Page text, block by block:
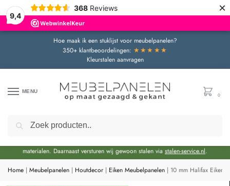
9,4
368 Reviews ×
Hoe maak ik een stuklijst voor meubelpanelen?
350+ klantbeoordelingen: ★★★★★
Kleurstalen aanvragen
MENU
0
Door de bouwvakperiode geldt momenteel een extra levertijd van circa 3 weken
materialen. Daarnaast versturen wij gewoon stalen via stalen-service.nl.
Home | Meubelpanelen | Houtdecor | Eiken Meubelpanelen | 10 mm Halifax Eiken